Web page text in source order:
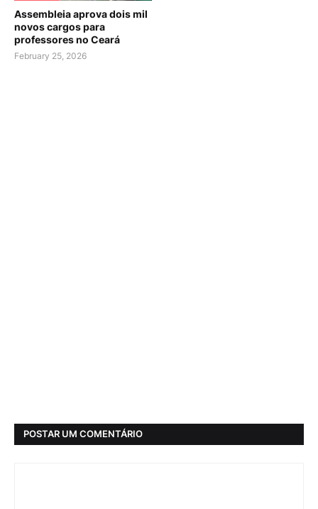
Assembleia aprova dois mil
novos cargos para
professores no Ceará
February 25, 2026
POSTAR UM COMENTÁRIO